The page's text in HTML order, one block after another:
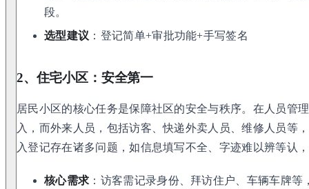
段。
选型建议 ：登记简单+审批功能+手写签名
2、住宅小区：安全第一
居民小区的核心任务是保障社区的安全与秩序。在人员管
入，而外来人员，包括访客、快递外卖人员、维修人员等
入登记存在诸多问题，如信息填写不全、字迹难以辨等认
核心需求 ：访客需记录身份、拜访住户、车辆车牌